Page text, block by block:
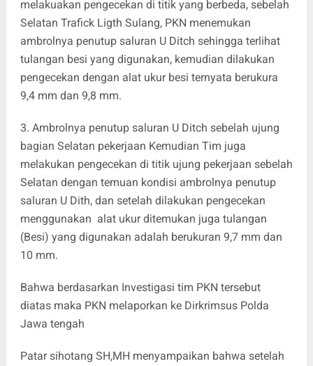
melakuakan pengecekan di titik yang berbeda, sebelah
Selatan Trafick Ligth Sulang, PKN menemukan
ambrolnya penutup saluran U Ditch sehingga terlihat
tulangan besi yang digunakan, kemudian dilakukan
pengecekan dengan alat ukur besi ternyata berukura
9,4 mm dan 9,8 mm.
3. Ambrolnya penutup saluran U Ditch sebelah ujung
bagian Selatan pekerjaan Kemudian Tim juga
melakukan pengecekan di titik ujung pekerjaan sebelah
Selatan dengan temuan kondisi ambrolnya penutup
saluran U Dith, dan setelah dilakukan pengecekan
menggunakan alat ukur ditemukan juga tulangan
(Besi) yang digunakan adalah berukuran 9,7 mm dan
10 mm.
Bahwa berdasarkan Investigasi tim PKN tersebut
diatas maka PKN melaporkan ke Dirkrimsus Polda
Jawa tengah
Patar sihotang SH,MH menyampaikan bahwa setelah